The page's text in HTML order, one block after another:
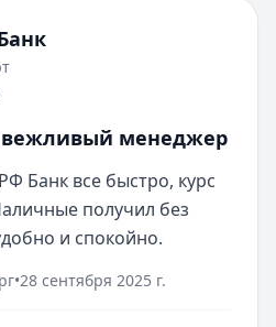
менеджер
Банк все быстро, курс
получил без
и спокойно.
•28 сентября 2025 г.